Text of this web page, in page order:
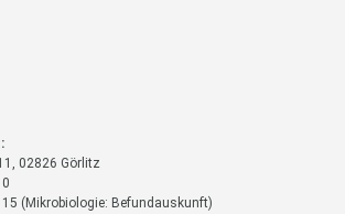
02826 Görlitz
(Mikrobiologie: Befundauskunft)